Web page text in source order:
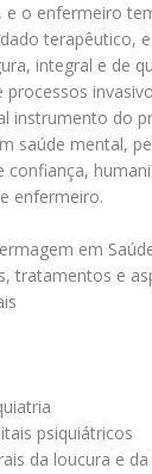
e o enfermeiro
terapêutico,
integral e de
processos
instrumento do
saúde mental,
confiança,
enfermeiro.
em
tratamentos e
psiquiátricos
da loucura e